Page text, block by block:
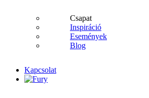
Csapat
Inspiráció
Események
Blog
Kapcsolat